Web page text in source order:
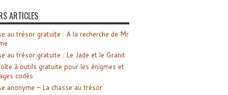
ARTICLES
au trésor gratuite : A la recherche de Mr
au trésor gratuite : Le Jade et le Granit
à outils gratuite pour les énigmes et
codés
anonyme – La chasse au trésor